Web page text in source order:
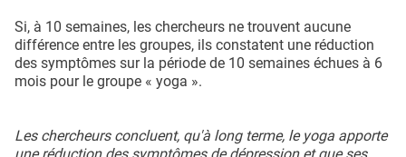
Si, à 10 semaines, les chercheurs ne trouvent aucune
différence entre les groupes, ils constatent une réduction
des symptômes sur la période de 10 semaines échues à 6
mois pour le groupe « yoga ».
Les chercheurs concluent, qu'à long terme, le yoga apporte
une réduction des symptômes de dépression et que ses